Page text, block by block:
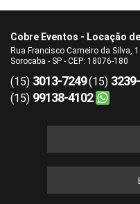
Cobre Eventos - Locação
Rua Francisco Carneiro da Silva,
Sorocaba - SP - CEP: 18076-180
(15) 3013-7249(15)
(15) 99138-4102